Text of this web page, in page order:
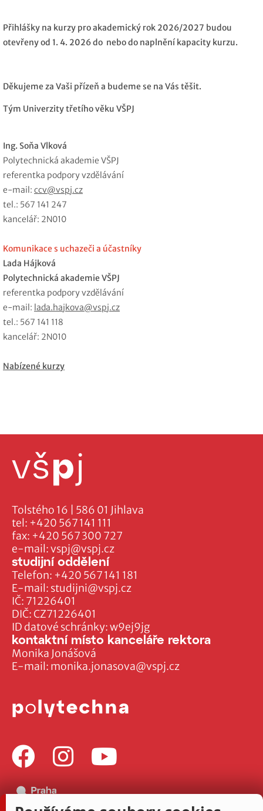
Přihlášky na kurzy pro akademický rok 2026/2027 budou
otevřeny od 1. 4. 2026 do nebo do naplnění kapacity kurzu.
Děkujeme za Vaši přízeň a budeme se na Vás těšit.
Tým Univerzity třetího věku VŠPJ
Ing. Soňa Vlková
Polytechnická akademie VŠPJ
referentka podpory vzdělávání
e-mail: ccv@vspj.cz
tel.: 567 141 247
kancelář: 2N010
Komunikace s uchazeči a účastníky
Lada Hájková
Polytechnická akademie VŠPJ
referentka podpory vzdělávání
e-mail: lada.hajkova@vspj.cz
tel.: 567 141 118
kancelář: 2N010
Nabízené kurzy
Tolstého 16 | 586 01 Jihlava
tel: +420 567 141 111
fax: +420 567 300 727
e-mail:vspj@vspj.cz
IČ: 71226401
DIČ: CZ71226401
ID datové schránky: w9ej9jg
studijní oddělení
Telefon: +420 567 141 181
E-mail: studijni@vspj.cz
kontaktní místo kanceláře rektora
Monika Jonášová
E-mail: monika.jonasova@vspj.cz